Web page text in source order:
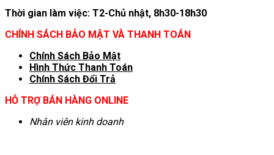
Thời gian làm việc: T2-Chủ nhật, 8h30-18h30
CHÍNH SÁCH BẢO MẬT VÀ THANH TOÁN
Chính Sách Bảo Mật
Hình Thức Thanh Toán
Chính Sách Đổi Trả
HỖ TRỢ BÁN HÀNG ONLINE
Nhân viên kinh doanh